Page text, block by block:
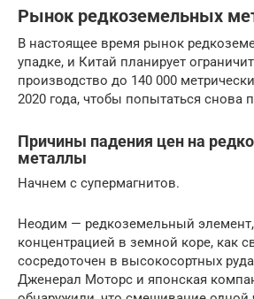
Рынок редкоземельных
В настоящее время рынок
упадке, и Китай планирует
производство до 140 000
2020 года, чтобы попытаться снова
Причины падения цен на
металлы
Начнем с супермагнитов.
Неодим — редкоземельный
концентрацией в земной коре, как
сосредоточен в высокосортных
Дженерал Моторс и японская